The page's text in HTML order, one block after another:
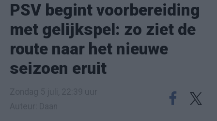
PSV begint voorbereiding
met gelijkspel: zo ziet de
route naar het nieuwe
seizoen eruit